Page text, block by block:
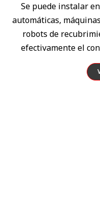
Se puede instalar
automáticas,
robots de
efectivamente el